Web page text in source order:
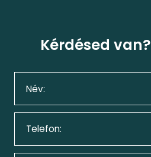
Kérdésed van?